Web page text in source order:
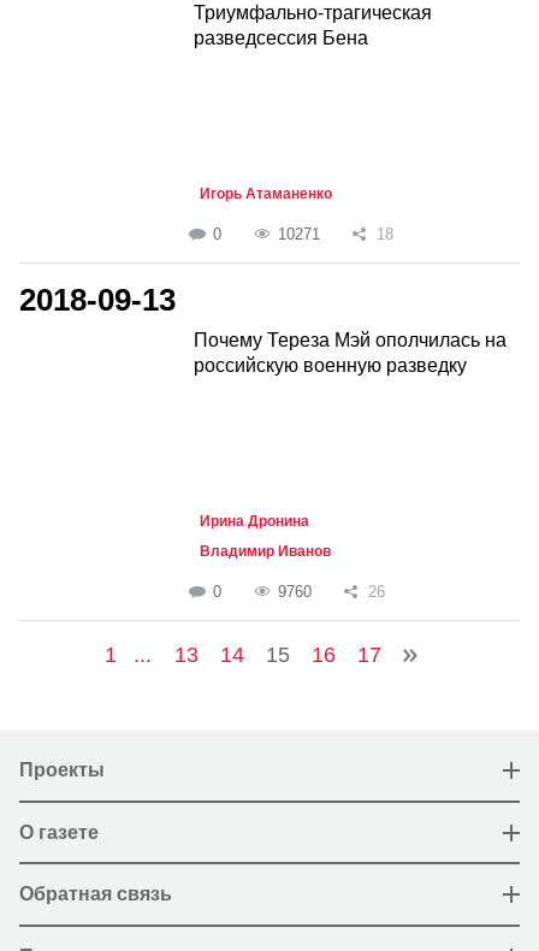
Триумфально-трагическая
разведсессия Бена
Игорь Атаманенко
0 10271 18
2018-09-13
Почему Тереза Мэй ополчилась на
российскую военную разведку
Ирина Дронина
Владимир Иванов
0 9760 26
1 ... 13 14 15 16 17
Проекты
О газете
Обратная связь